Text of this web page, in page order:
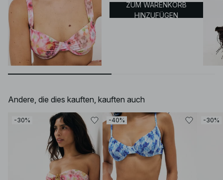
ZUM WARENKORB
HINZUFÜGEN
Andere, die dies kauften, kauften auch
-30% -40% -30%